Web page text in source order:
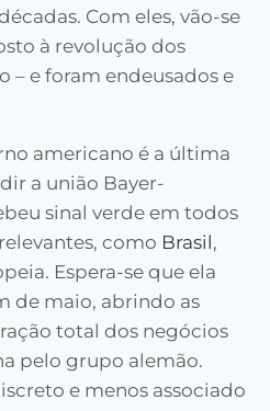
Com eles, vão-se
à revolução dos
– e foram endeusados e
americano é a última
a união Bayer-
sinal verde em todos
como Brasil,
Espera-se que ela
de maio, abrindo as
total dos negócios
pelo grupo alemão.
e menos associado